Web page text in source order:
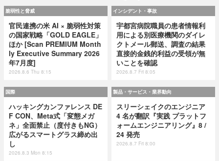
脆弱性と脅威
官民連携の米 AI × 脆弱性対策
の国家戦略「GOLD EAGLE」
ほか [Scan PREMIUM Month
ly Executive Summary 2026
年7月度]
2026.8.6 Thu 8:15
インシデント・事故
宇都宮病院職員の患者情報利
用による別医療機関のダイレ
クトメール郵送、調査の結果
直接的金銭的利益の受領が無
いことを確認
2026.8.7 Fri 8:05
国際
ハッキングカンファレンス DE
F CON、Meta式「変態メガ
ネ」全面禁止（度付きもNG）
広がるスマートグラス締め出
し
2026.8.3 Mon 8:15
製品・サービス・業界動向
スリーシェイクのエンジニア
4 名が翻訳『実践 プラットフ
ォームエンジニアリング』8 /
24 発売
2026.8.7 Fri 8:00